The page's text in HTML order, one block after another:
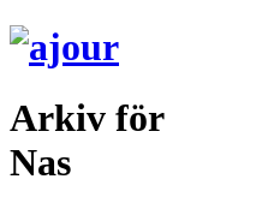
Arkiv för
Nas